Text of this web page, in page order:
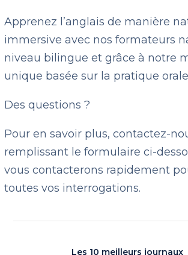
Apprenez l’anglais de manière
immersive avec nos formateurs
niveau bilingue et grâce à notre
unique basée sur la pratique orale
Des questions ?
Pour en savoir plus, contactez-
remplissant le formulaire ci-
vous contacterons rapidement
toutes vos interrogations.
Les 10 meilleurs journaux